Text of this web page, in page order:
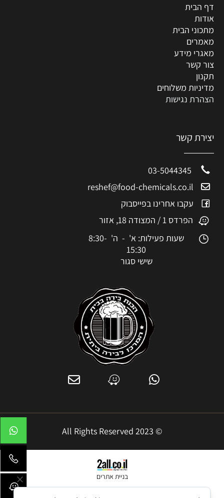
דף הבית
אודות
מתכוני הבית
מאמרים
מאגרי מידע
צור קשר
תקנון
מדיניות משלוחים
הצהרת נגישות
יצירת קשר
reshef@food-chemicals.co.il
עקבו אחרינו בפייסבוק
הפרדס 1 / המצודה 18, אזור
שעות פעילות: א' - ה' 8:30-
15:30
שישי סגור
© 2023 All Rights Reserved
בניית אתרים